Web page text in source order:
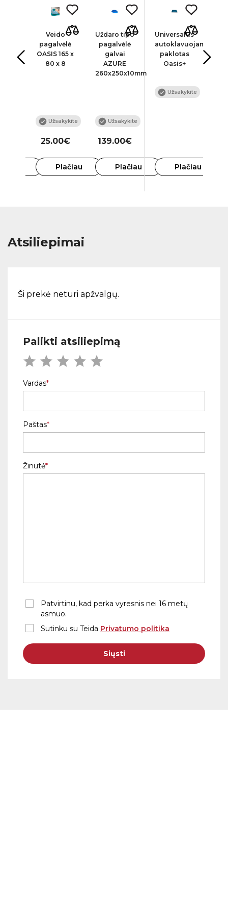
Veido
pagalvėlė
OASIS 165 x
80 x 8
Užsakykite
25.00€
Plačiau
Uždaro tipo
pagalvėlė
galvai
AZURE
260x250x10mm
Užsakykite
139.00€
Plačiau
Universalus
autoklavuojamas
paklotas
Oasis+
Užsakykite
Plačiau
Atsiliepimai
Ši prekė neturi apžvalgų.
Palikti atsiliepimą
Vardas
Paštas
Žinutė
Patvirtinu, kad perka vyresnis nei 16 metų
asmuo.
Sutinku su Teida Privatumo politika